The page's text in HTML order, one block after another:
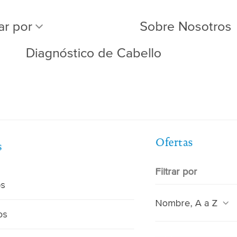
por
Sobre Nosotros
Diagnóstico de Cabello
Ofertas
Filtrar por
Nombre, A a Z